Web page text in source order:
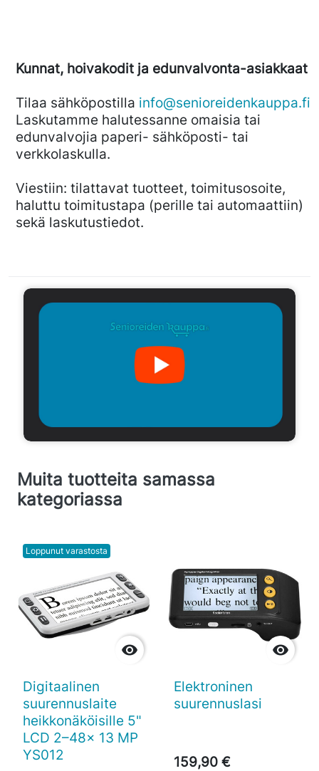
Kunnat, hoivakodit ja edunvalvonta-asiakkaat
Tilaa sähköpostilla info@senioreidenkauppa.fi
Laskutamme halutessanne omaisia tai
edunvalvojia paperi- sähköposti- tai
verkkolaskulla.
Viestiin: tilattavat tuotteet, toimitusosoite,
haluttu toimitustapa (perille tai automaattiin)
sekä laskutustiedot.
Muita tuotteita samassa
kategoriassa
Loppunut varastosta

Digitaalinen
suurennuslaite
heikkonäköisille 5"
LCD 2–48x 13 MP
YS012

Elektroninen
suurennuslasi
159,90 €